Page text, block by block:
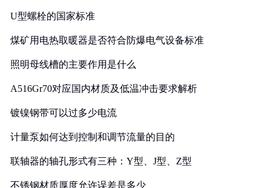
U型螺栓的国家标准
煤矿用电热取暖器是否符合防爆电气设备标准
照明母线槽的主要作用是什么
A516Gr70对应国内材质及低温冲击要求解析
镀镍钢带可以过多少电流
计量泵如何达到控制和调节流量的目的
联轴器的轴孔形式有三种：Y型、J型、Z型
不锈钢材质厚度允许误差是多少